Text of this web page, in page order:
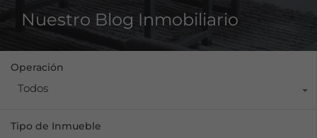
Nuestro Blog Inmobiliario
Operación
Todos
Tipo de Inmueble